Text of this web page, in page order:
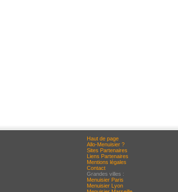
Haut de page
Allo-Menuisier ?
Sites Partenaires
Liens Partenaires
Mentions légales
Contact
Grandes villes :
Menuisier Paris
Menuisier Lyon